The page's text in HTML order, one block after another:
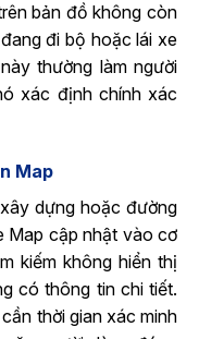
bản đồ không còn
đi bộ hoặc lái xe
thường làm người
xác định chính xác
Map
dựng hoặc đường
Map cập nhật vào cơ
kiếm không hiển thị
có thông tin chi tiết.
thời gian xác minh